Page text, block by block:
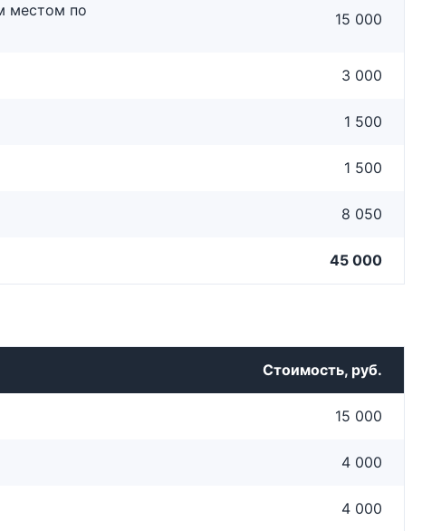
местом по
15 000
3 000
1 500
1 500
8 050
45 000
Стоимость, руб.
15 000
4 000
4 000